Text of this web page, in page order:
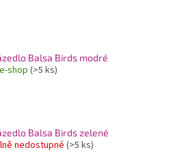
Balsa Birds modré
shop (>5 ks)
Balsa Birds zelené
nedostupné (>5 ks)